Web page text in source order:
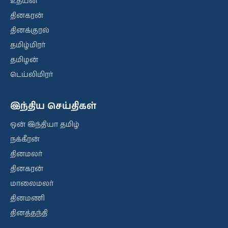
தினகரன்
தினக்குரல்
தமிழ்மிரர்
தமிழன்
டெய்லிமிரர்
இந்திய செய்திகள்
ஒன் இந்தியா தமிழ்
நக்கீரன்
தினமலர்
தினகரன்
மாலைமலர்
தினமணி
தினத்தந்தி